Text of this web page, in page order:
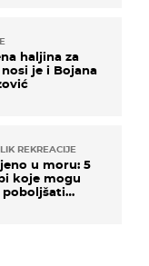
haljina za
je i Bojana
REKREACIJE
u moru: 5
koje mogu